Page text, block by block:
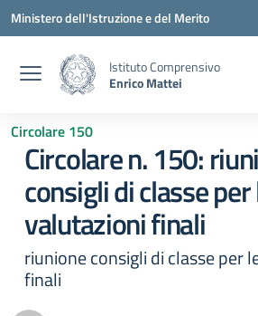
Vai ai contenuti
Vai al menu di navigazione
Vai al footer
Ministero dell'Istruzione e del Merito
Istituto Comprensivo
Enrico Mattei
Circolare 150
Circolare n. 150:
consigli di classe per
valutazioni finali
riunione consigli di classe per
finali